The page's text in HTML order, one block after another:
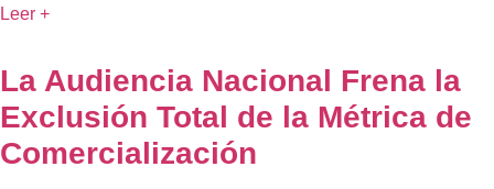
Leer +
La Audiencia Nacional Frena la
Exclusión Total de la Métrica de
Comercialización